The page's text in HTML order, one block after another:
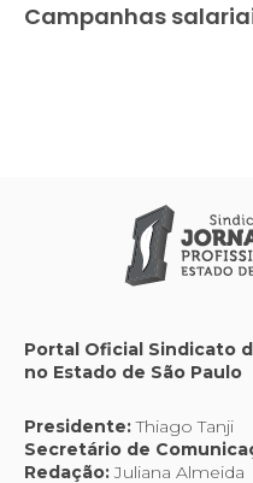
Campanhas
Portal Oficial Sindicato
no Estado de São Paulo
Presidente:Thiago Tanji
Secretário de
Redação:Juliana Almeida